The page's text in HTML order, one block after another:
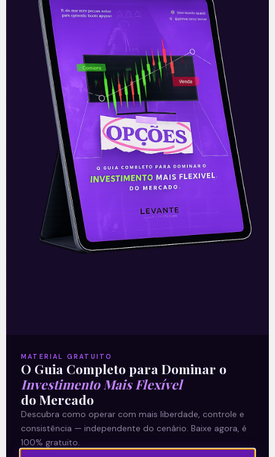
O parecer da reforma tributária já tem
data para ser apresentado na Comissão
Mista, formada por deputados e
senadores. O relator da reforma,
deputado Aguinaldo
Leia mais
26/11/2020
Contra fluxo não há
argumentos
Os números da B3, divulgados na quarta-
feira (25), não deixam margem a dúvidas.
Até o dia 23 de novembro, a entrada
líquida de recursos internacionais
MATERIAL GRATUITO
O Guia Completo para Dominar o
Investimento Mais Flexível
do Mercado
Descubra como operar com mais liberdade, controle e
consistência — independente do cenário. Baixe agora, é
100% gratuito.